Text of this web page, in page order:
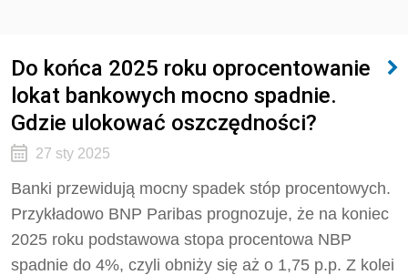
Do końca 2025 roku oprocentowanie
lokat bankowych mocno spadnie.
Gdzie ulokować oszczędności?
27 sty 2025
Banki przewidują mocny spadek stóp procentowych.
Przykładowo BNP Paribas prognozuje, że na koniec
2025 roku podstawowa stopa procentowa NBP
spadnie do 4%, czyli obniży się aż o 1,75 p.p. Z kolei